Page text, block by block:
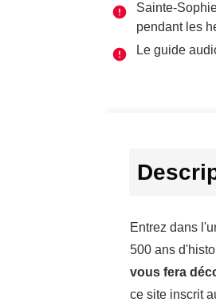
Sainte-
pendant les
Le guide
Entrez dans
500 ans
vous fera
ce site inscrit